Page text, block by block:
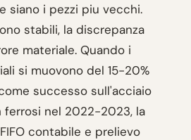
siano i pezzi piu vecchi.
stabili, la discrepanza
materiale. Quando i
si muovono del 15-20%
successo sull'acciaio
ferrosi nel 2022-2023, la
contabile e prelievo